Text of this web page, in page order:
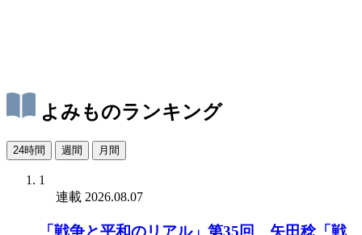
よみものランキング
24時間 週間 月間
1
連載 2026.08.07
「戦争と平和のリアル」第35回 矢田稔「戦